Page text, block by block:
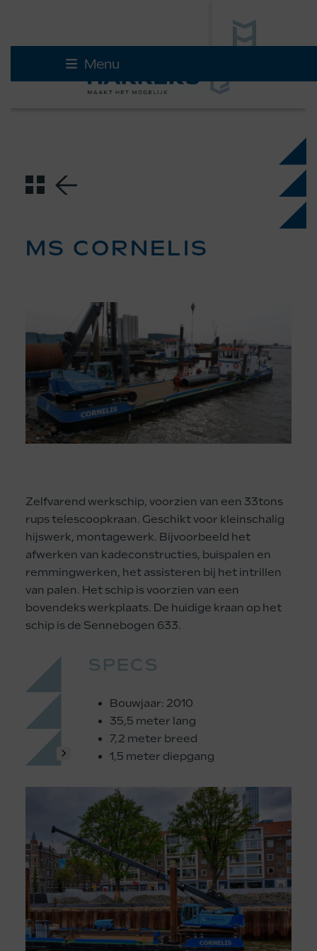
Menu
MS CORNELIS
Zelfvarend werkschip, voorzien van een 33tons
rups telescoopkraan. Geschikt voor kleinschalig
hijswerk, montagewerk. Bijvoorbeeld het
afwerken van kadeconstructies, buispalen en
remmingwerken, het assisteren bij het intrillen
van palen. Het schip is voorzien van een
bovendeks werkplaats. De huidige kraan op het
schip is de Sennebogen 633.
SPECS
Bouwjaar: 2010
35,5 meter lang
7,2 meter breed
1,5 meter diepgang
and
right
arrow
keys
to
access